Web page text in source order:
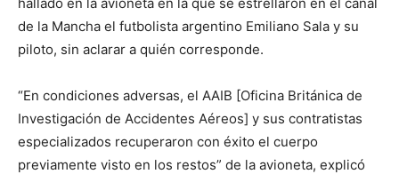
de la Mancha el futbolista argentino Emiliano Sala y su
piloto, sin aclarar a quién corresponde.
“En condiciones adversas, el AAIB [Oficina Británica de
Investigación de Accidentes Aéreos] y sus contratistas
especializados recuperaron con éxito el cuerpo
previamente visto en los restos” de la avioneta, explicó